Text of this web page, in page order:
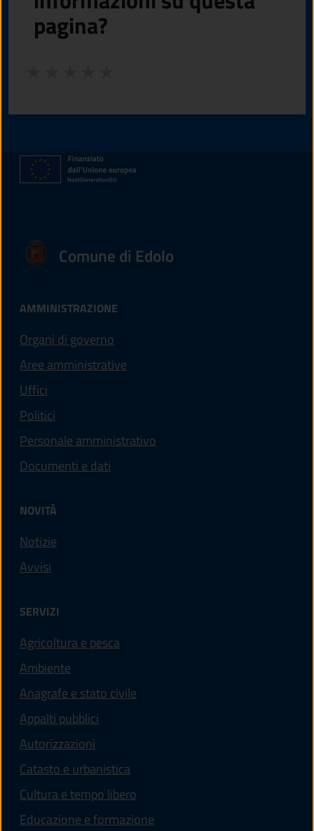
pagina?
Comune di Edolo
AMMINISTRAZIONE
Organi di governo
Aree amministrative
Uffici
Politici
Personale amministrativo
Documenti e dati
NOVITÀ
Notizie
Avvisi
SERVIZI
Agricoltura e pesca
Ambiente
Anagrafe e stato civile
Appalti pubblici
Autorizzazioni
Catasto e urbanistica
Cultura e tempo libero
Educazione e formazione